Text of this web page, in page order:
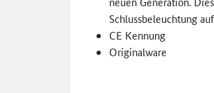
Schlussbeleuchtung
CE Kennung
Originalware